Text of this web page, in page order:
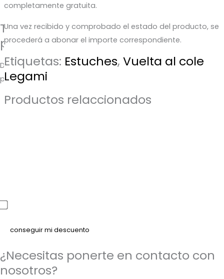
completamente gratuita.
Una vez recibido y comprobado el estado del producto, se
procederá a abonar el importe correspondiente.
Etiquetas: Estuches, Vuelta al cole
Legami
Productos relaccionados
Te regalamos un 5% de descuento
para tu próxima compra
Déjanos tu correo y te enviaremos el código de descuento
para que puedas aprovecharlo en tu próximo pedido.
¿Necesitas ponerte en contacto con
nosotros?